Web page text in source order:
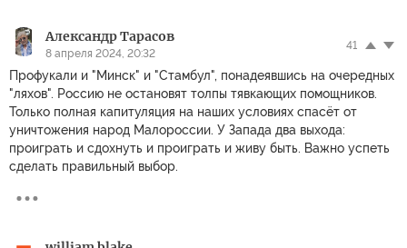
Александр Тарасов
8 апреля 2024, 20:32
41
Профукали и "Минск" и "Стамбул", понадеявшись на очередных
"ляхов". Россию не остановят толпы тявкающих помощников.
Только полная капитуляция на наших условиях спасёт от
уничтожения народ Малороссии. У Запада два выхода:
проиграть и сдохнуть и проиграть и живу быть. Важно успеть
сделать правильный выбор.